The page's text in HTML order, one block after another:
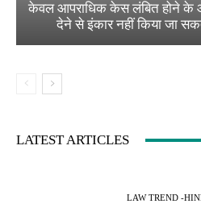
केवल आपराधिक केस लंबित होने के
देने से इंकार नहीं किया जा
LATEST ARTICLES
LAW TREND -